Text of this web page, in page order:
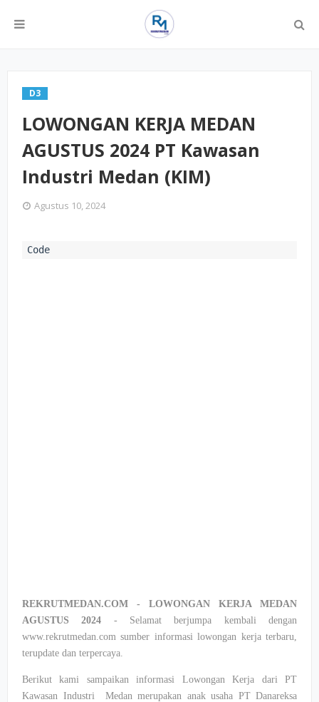
D3
LOWONGAN KERJA MEDAN
AGUSTUS 2024 PT Kawasan
Industri Medan (KIM)
Agustus 10, 2024
REKRUTMEDAN.COM - LOWONGAN KERJA MEDAN
AGUSTUS 2024 - Selamat berjumpa kembali dengan
www.rekrutmedan.com sumber informasi lowongan kerja terbaru,
terupdate dan terpercaya.
Berikut kami sampaikan informasi Lowongan Kerja dari PT
Kawasan Industri Medan merupakan anak usaha PT Danareksa